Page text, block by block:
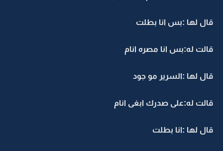
قال لها :بس انا بطلت
قالت له:بس انا مصره انام
قال لها :السرير مو جود
قالت له:على صدرك ابغى انام
قال لها :انا بطلت